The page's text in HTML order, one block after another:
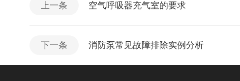
上一条 空气呼吸器充气室的要求
下一条 消防泵常见故障排除实例分析